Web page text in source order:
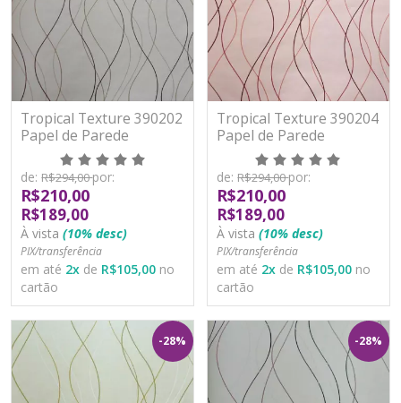
Tropical Texture 390202
Papel de Parede
Moderno Vinílico
Lavável
de: R$294,00por:
R$210,00
R$189,00
À vista (10% desc)
PIX/transferência
em até 2x de R$105,00 no
cartão
Tropical Texture 390204
Papel de Parede
Moderno Vinílico
Lavável
de: R$294,00por:
R$210,00
R$189,00
À vista (10% desc)
PIX/transferência
em até 2x de R$105,00 no
cartão
-28% -28%